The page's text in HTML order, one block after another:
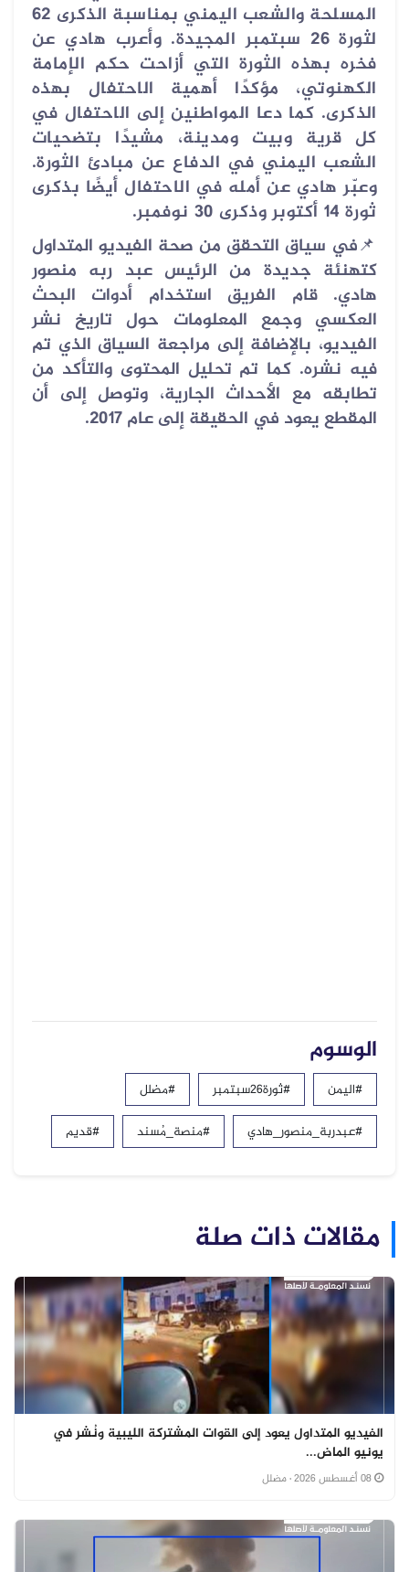
المسلحة والشعب اليمني بمناسبة الذكرى 62
لثورة 26 سبتمبر المجيدة. وأعرب هادي عن
فخره بهذه الثورة التي أزاحت حكم الإمامة
الكهنوتي، مؤكدًا أهمية الاحتفال بهذه
الذكرى. كما دعا المواطنين إلى الاحتفال في
كل قرية وبيت ومدينة، مشيدًا بتضحيات
الشعب اليمني في الدفاع عن مبادئ الثورة.
وعبّر هادي عن أمله في الاحتفال أيضًا بذكرى
ثورة 14 أكتوبر وذكرى 30 نوفمبر.
📌في سياق التحقق من صحة الفيديو المتداول
كتهنئة جديدة من الرئيس عبد ربه منصور
هادي. قام الفريق استخدام أدوات البحث
العكسي وجمع المعلومات حول تاريخ نشر
الفيديو، بالإضافة إلى مراجعة السياق الذي تم
فيه نشره. كما تم تحليل المحتوى والتأكد من
تطابقه مع الأحداث الجارية، وتوصل إلى أن
المقطع يعود في الحقيقة إلى عام 2017.
الوسوم
#اليمن #ثورة26سبتمبر
#مضلل
#عبدربة_منصور_هادي
#منصة_مُسند #قديم
مقالات ذات صلة
الفيديو المتداول يعود إلى القوات المشتركة الليبية ونُشر في
يونيو الماض...
· مضلل